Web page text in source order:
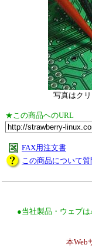
写真はク
★この商品へのURL
FAX用注文書
この商品について質
●当社製品・ウェブ
本Web